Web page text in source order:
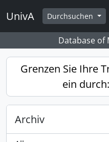
Skip to main content
UnivA Durchsuchen
Database of
Grenzen Sie Ihre
ein durch:
Archiv